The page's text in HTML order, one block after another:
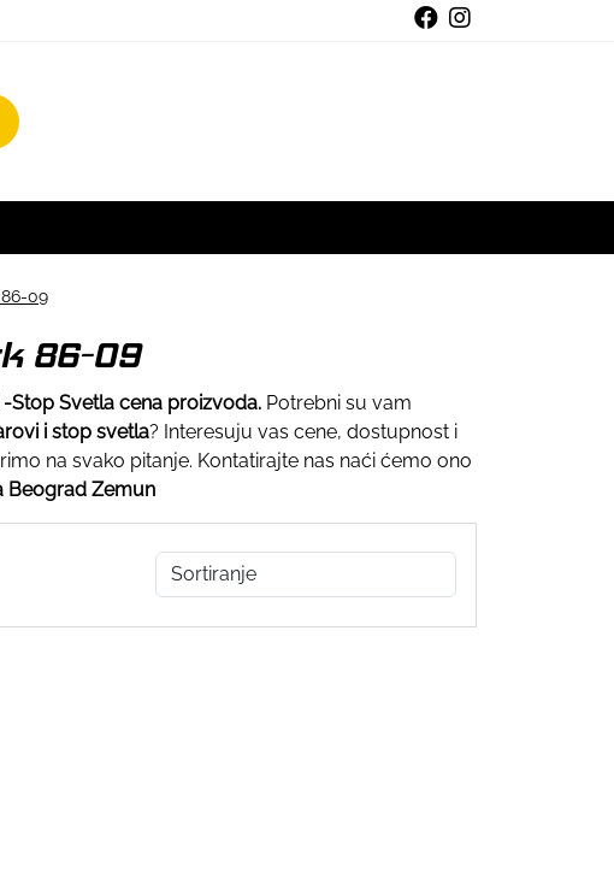
86-09
86-09
-Stop Svetla cena proizvoda. Potrebni su vam
i stop svetla? Interesuju vas cene, dostupnost i
na svako pitanje. Kontatirajte nas naći ćemo ono
Beograd Zemun